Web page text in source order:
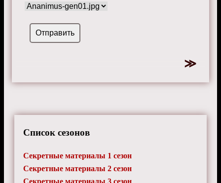
Список сезонов
Секретные материалы 1 сезон
Секретные материалы 2 сезон
Секретные материалы 3 сезон